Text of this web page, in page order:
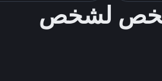
شخص لشخص